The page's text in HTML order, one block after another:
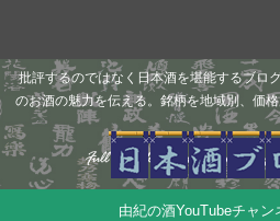
批評するのではなく日本酒を堪能するブロ
のお酒の魅力を伝える。銘柄を地域別、価
由紀の酒YouTubeチャ